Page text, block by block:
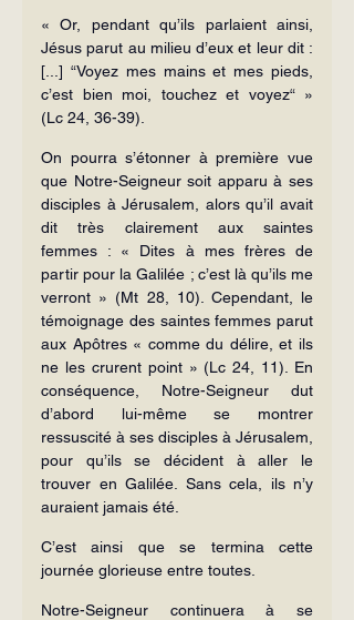
« Or, pendant qu’ils parlaient ainsi,
Jésus parut au milieu d’eux et leur dit :
[...] “Voyez mes mains et mes pieds,
c’est bien moi, touchez et voyez“ »
(Lc 24, 36-39).
On pourra s’étonner à première vue
que Notre-Seigneur soit apparu à ses
disciples à Jérusalem, alors qu’il avait
dit très clairement aux saintes
femmes : « Dites à mes frères de
partir pour la Galilée ; c’est là qu’ils me
verront » (Mt 28, 10). Cependant, le
témoignage des saintes femmes parut
aux Apôtres « comme du délire, et ils
ne les crurent point » (Lc 24, 11). En
conséquence, Notre-Seigneur dut
d’abord lui-même se montrer
ressuscité à ses disciples à Jérusalem,
pour qu’ils se décident à aller le
trouver en Galilée. Sans cela, ils n’y
auraient jamais été.
C’est ainsi que se termina cette
journée glorieuse entre toutes.
Notre-Seigneur continuera à se